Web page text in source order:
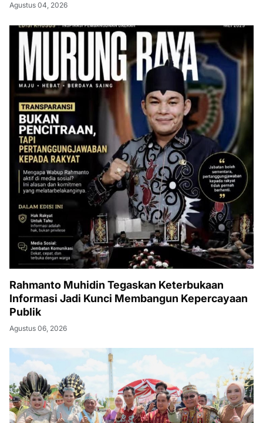
Agustus 04, 2026
Rahmanto Muhidin Tegaskan Keterbukaan
Informasi Jadi Kunci Membangun Kepercayaan
Publik
Agustus 06, 2026